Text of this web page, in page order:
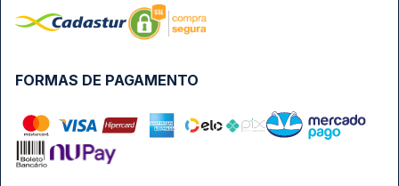
FORMAS DE PAGAMENTO